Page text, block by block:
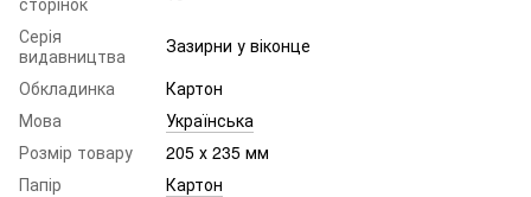
Серія
видавництва
Зазирни у віконце
Обкладинка
Картон
Мова
Українська
Розмір товару
205 х 235 мм
Папір
Картон